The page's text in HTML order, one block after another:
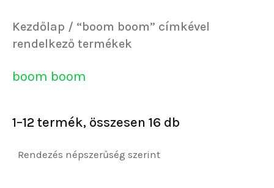
Kezdőlap / “boom boom” címkével
rendelkező termékek
boom boom
1–12 termék, összesen 16 db